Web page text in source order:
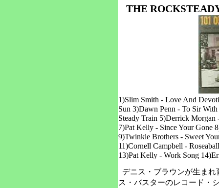
THE
1)Slim Smith - Love And
Sun 3)Dawn Penn - To Sir
Steady Train 5)Derrick
7)Pat Kelly - Since Your Gone
9)Twinkle Brothers - Sweet
11)Cornell Campbell -
13)Pat Kelly - Work Song
デニス・ブラウンが生ま
ス・バスターのレコード・